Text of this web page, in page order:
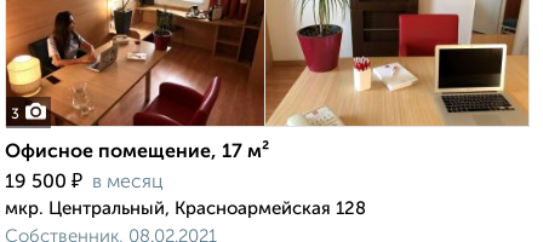
3
Офисное помещение, 17 м²
19 500 ₽ в месяц
мкр. Центральный, Красноармейская 128
Собственник, 08.02.2021